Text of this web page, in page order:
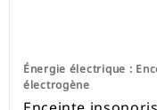
Énergie électrique :
électrogène